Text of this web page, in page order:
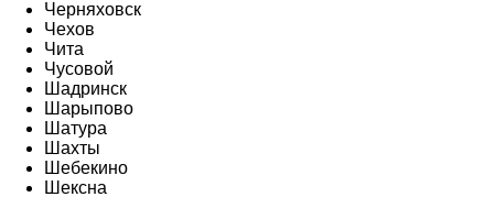
Черняховск
Чехов
Чита
Чусовой
Шадринск
Шарыпово
Шатура
Шахты
Шебекино
Шексна